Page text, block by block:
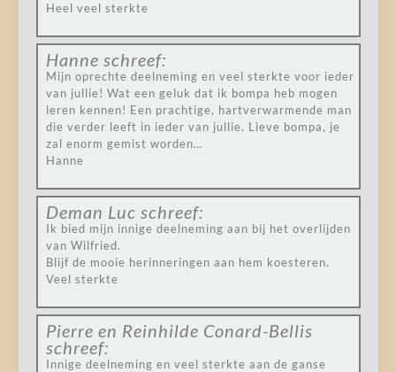
Heel veel sterkte
Hanne schreef:
Mijn oprechte deelneming en veel sterkte voor ieder
van jullie! Wat een geluk dat ik bompa heb mogen
leren kennen! Een prachtige, hartverwarmende man
die verder leeft in ieder van jullie. Lieve bompa, je
zal enorm gemist worden…
Hanne
Deman Luc schreef:
Ik bied mijn innige deelneming aan bij het overlijden
van Wilfried.
Blijf de mooie herinneringen aan hem koesteren.
Veel sterkte
Pierre en Reinhilde Conard-Bellis
schreef:
Innige deelneming en veel sterkte aan de ganse